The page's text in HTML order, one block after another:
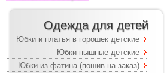
Одежда для детей
Юбки и платья в горошек детские
Юбки пышные детские
Юбки из фатина (пошив на заказ)